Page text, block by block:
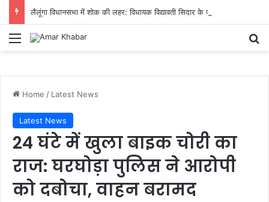
Menu
Home / Latest News
Latest News
24 घंटे में खुला बाइक चोरी का
राज: घरघोड़ा पुलिस ने आरोपी
को दबोचा, वाहन बरामद